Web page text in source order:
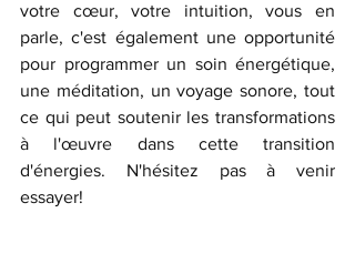
votre cœur, votre intuition, vous en
parle, c'est également une opportunité
pour programmer un soin énergétique,
une méditation, un voyage sonore, tout
ce qui peut soutenir les transformations
à l'œuvre dans cette transition
d'énergies. N'hésitez pas à venir
essayer!